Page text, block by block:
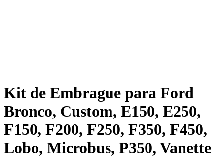
Kit de Embrague para Ford
Bronco, Custom, E150, E250,
F150, F200, F250, F350, F450,
Lobo, Microbus, P350, Vanette